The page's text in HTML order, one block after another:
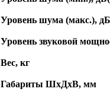
Уровень шума (макс.),
Уровень звуковой
Вес, кг
Габариты ШхДхВ, мм